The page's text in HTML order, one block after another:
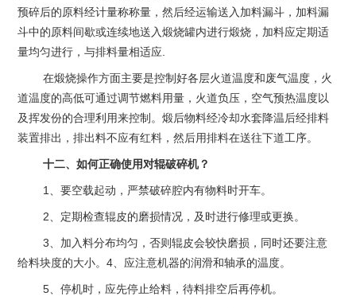
预碎后的原料经计量称称量，然后经运输送入加料漏斗，加料漏
斗中的原料间歇或连续地送入煅烧罐内进行煅烧，加料应定期适
量均匀进行，与排料量相适应.
在煅烧操作方面主要是控制好各层火道温度和废气温度，火
道温度的高低可通过调节燃料用量，火道负压，空气预热温度以
及挥发份的合理利用来控制。煅后物料经冷却水套降温后经排料
装置排出，排出料不应有红料，然后用排料在送往下道工序。
十二、如何正确使用对辊破碎机？
1、要空载起动，严禁破碎腔内有物料时开车。
2、定期检查辊皮的磨损情况，及时进行修理或更换。
3、加入料分布均匀，否则辊皮会较快磨损，同时还要注意
给料块度的大小。4、应注意机器的润滑和轴承的温度。
5、停机时，应先停止给料，待料排空后再停机。